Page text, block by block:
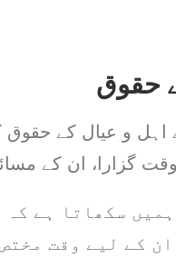
حقوق
اہل و عیال کے
گزارا، ان کے
سکھاتا ہے
کے لیے وقت